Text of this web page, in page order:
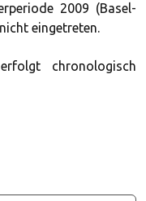
2009 (Basel-
eingetreten.
chronologisch